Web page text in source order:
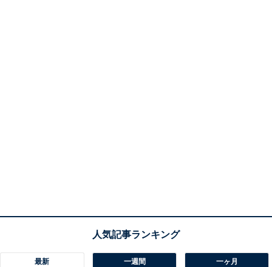
最新 一週間 一ヶ月